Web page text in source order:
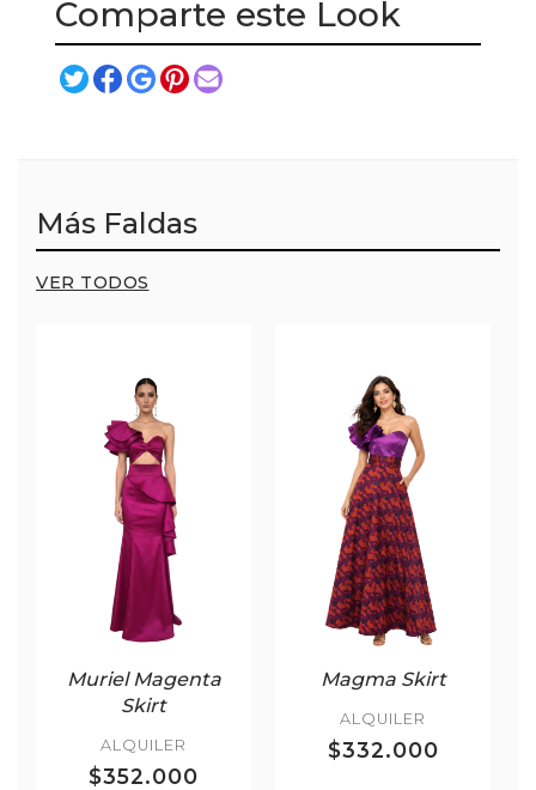
Comparte este Look
Más Faldas
VER TODOS
Muriel Magenta
Skirt
ALQUILER
$352.000
Magma Skirt
ALQUILER
$332.000